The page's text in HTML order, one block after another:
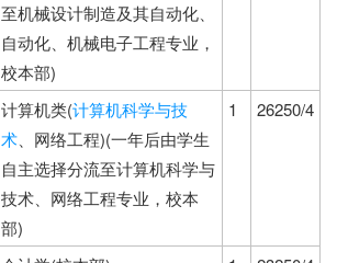
至机械设计制造及其自动化、
自动化、机械电子工程专业，
校本部)
计算机类(计算机科学与技
术、网络工程)(一年后由学生
自主选择分流至计算机科学与
技术、网络工程专业，校本
部)
1 26250/4